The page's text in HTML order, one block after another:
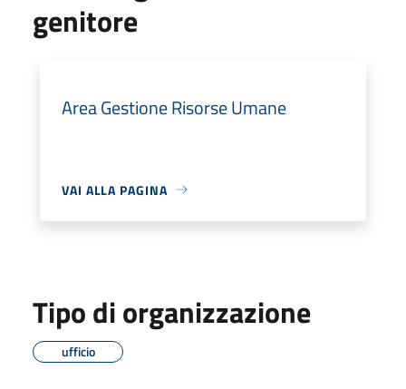
genitore
Area Gestione Risorse Umane
VAI ALLA PAGINA
Tipo di organizzazione
ufficio